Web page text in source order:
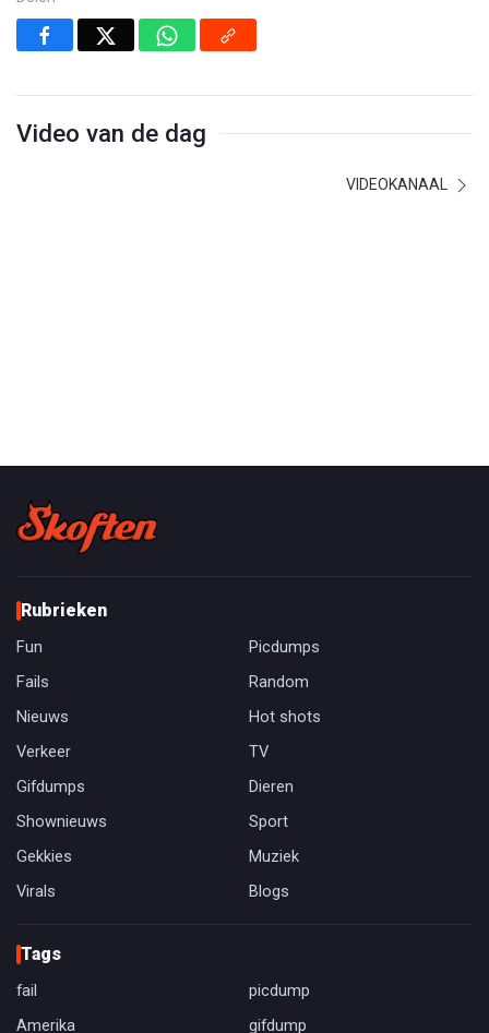
Video van de dag
VIDEOKANAAL
Rubrieken
Fun
Picdumps
Fails
Random
Nieuws
Hot shots
Verkeer
TV
Gifdumps
Dieren
Shownieuws
Sport
Gekkies
Muziek
Virals
Blogs
Tags
fail
picdump
Amerika
gifdump